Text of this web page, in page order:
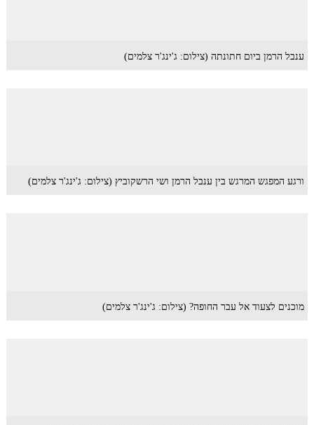
ענבל הרמן ביום חתונתה (צילום: ג'ינג'ר צלמים)
ורגע המפגש המרגש בין ענבל הרמן ושי הרשקוביץ (צילום: ג'ינג'ר צלמים)
מוכנים לצעוד אל עבר החופה? (צילום: ג'ינג'ר צלמים)